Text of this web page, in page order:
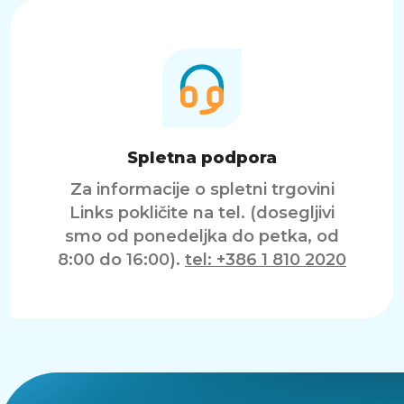
Spletna podpora
Za informacije o spletni trgovini
Links pokličite na tel. (dosegljivi
smo od ponedeljka do petka, od
8:00 do 16:00). tel: +386 1 810 2020